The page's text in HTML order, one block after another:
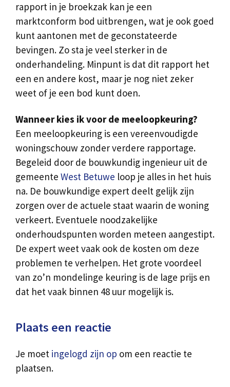
rapport in je broekzak kan je een
marktconform bod uitbrengen, wat je ook goed
kunt aantonen met de geconstateerde
bevingen. Zo sta je veel sterker in de
onderhandeling. Minpunt is dat dit rapport het
een en andere kost, maar je nog niet zeker
weet of je een bod kunt doen.
Wanneer kies ik voor de meeloopkeuring?
Een meeloopkeuring is een vereenvoudigde
woningschouw zonder verdere rapportage.
Begeleid door de bouwkundig ingenieur uit de
gemeente West Betuwe loop je alles in het huis
na. De bouwkundige expert deelt gelijk zijn
zorgen over de actuele staat waarin de woning
verkeert. Eventuele noodzakelijke
onderhoudspunten worden meteen aangestipt.
De expert weet vaak ook de kosten om deze
problemen te verhelpen. Het grote voordeel
van zo’n mondelinge keuring is de lage prijs en
dat het vaak binnen 48 uur mogelijk is.
Plaats een reactie
Je moet ingelogd zijn op om een reactie te
plaatsen.